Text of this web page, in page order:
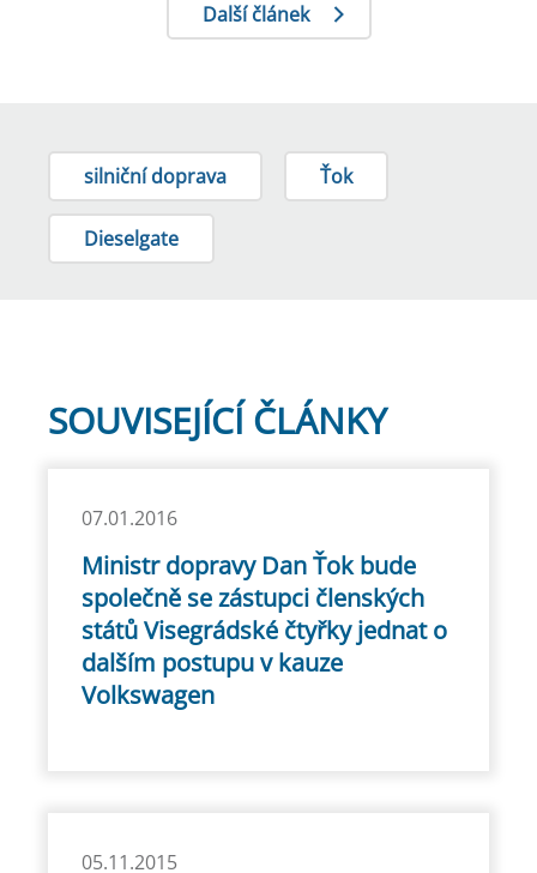
Další článek
silniční doprava Ťok
Dieselgate
SOUVISEJÍCÍ ČLÁNKY
07.01.2016
Ministr dopravy Dan Ťok bude
společně se zástupci členských
států Visegrádské čtyřky jednat o
dalším postupu v kauze
Volkswagen
05.11.2015